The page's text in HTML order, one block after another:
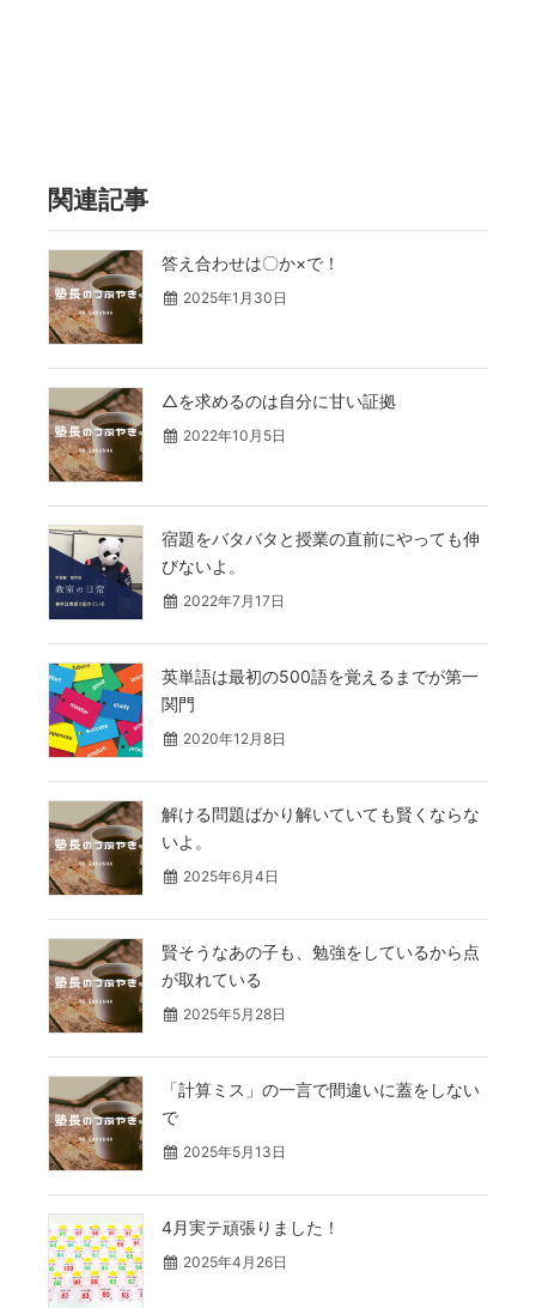
関連記事
答え合わせは〇か×で！
2025年1月30日
△を求めるのは自分に甘い証拠
2022年10月5日
宿題をバタバタと授業の直前にやっても伸
びないよ。
2022年7月17日
英単語は最初の500語を覚えるまでが第一
関門
2020年12月8日
解ける問題ばかり解いていても賢くならな
いよ。
2025年6月4日
賢そうなあの子も、勉強をしているから点
が取れている
2025年5月28日
「計算ミス」の一言で間違いに蓋をしない
で
2025年5月13日
4月実テ頑張りました！
2025年4月26日